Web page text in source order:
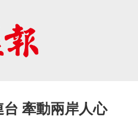
台 牽動兩岸人心